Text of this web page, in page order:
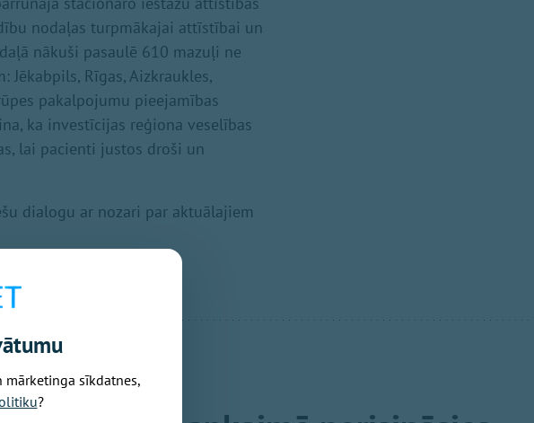
nodaļas turpmākajai attīstībai un
nākuši pasaulē 610 mazuļi ne
Rīgas, Aizkraukles,
pakalpojumu pieejamības
ka investīcijas reģiona veselības
lai pacienti justos droši un
dialogu ar nozari par aktuālajiem
2026 14:33
sīkdatnes,
?